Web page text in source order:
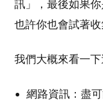
訊」，最後如果
也許你也會試著收
我們大概來看一下
網路資訊：盡